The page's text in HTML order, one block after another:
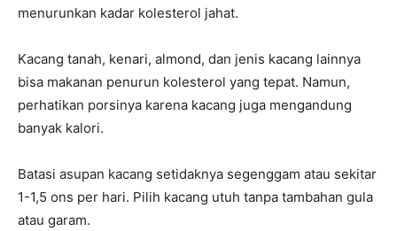
menurunkan kadar kolesterol jahat.
Kacang tanah, kenari, almond, dan jenis kacang lainnya
bisa makanan penurun kolesterol yang tepat. Namun,
perhatikan porsinya karena kacang juga mengandung
banyak kalori.
Batasi asupan kacang setidaknya segenggam atau sekitar
1-1,5 ons per hari. Pilih kacang utuh tanpa tambahan gula
atau garam.